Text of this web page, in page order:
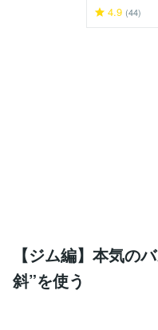
4.9 (44)
【ジム編】本気の
斜”を使う